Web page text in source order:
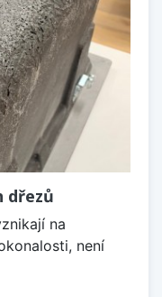
dřezů
na
není